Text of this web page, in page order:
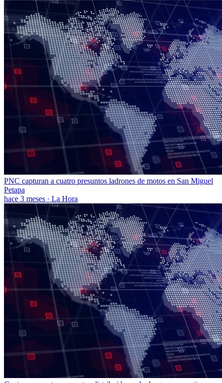
PNC capturan a cuatro presuntos ladrones de motos en San Miguel
Petapa
hace 3 meses · La Hora